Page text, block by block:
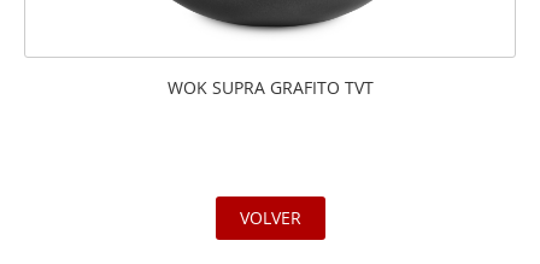
WOK SUPRA GRAFITO TVT
VOLVER